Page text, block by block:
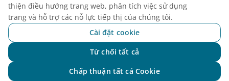
Sơ đồ trangLiên hệ mua vé Cài đặt cookies
thiện điều hướng trang web, phân tích việc sử dụng
trang và hỗ trợ các nỗ lực tiếp thị của chúng tôi.
Cài đặt cookie
Từ chối tất cả
Chấp thuận tất cả Cookie